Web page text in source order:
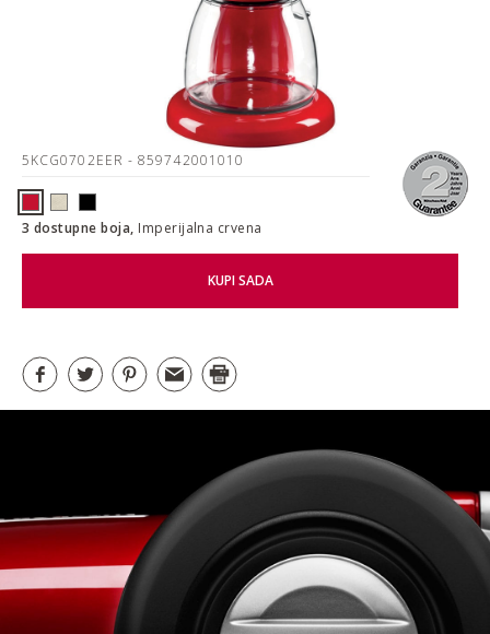
5KCG0702EER - 859742001010
3 dostupne boja, Imperijalna crvena
KUPI SADA